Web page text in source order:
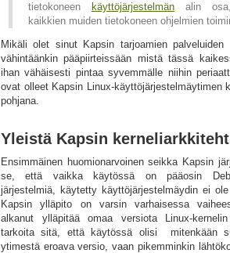
tietokoneen
käyttöjärjestelmän alin
kaikkien muiden tietokoneen ohjelmien
Mikäli olet sinut Kapsin tarjoamien
vähintäänkin pääpiirteissään mistä tässä
ihan vähäisesti pintaa syvemmälle niihin
ovat olleet Kapsin Linux-käyttöjärjestelmäytimen
pohjana.
Yleistä Kapsin
Ensimmäinen huomionarvoinen seikka Kapsin
se, että vaikka käytössä on pääosin
järjestelmiä, käytetty käyttöjärjestelmäydin ei
Kapsin ylläpito on varsin varhaisessa
alkanut ylläpitää omaa versiota Linux-
tarkoita sitä, että käytössä olisi mitenkään
ytimestä eroava versio, vaan pikemminkin